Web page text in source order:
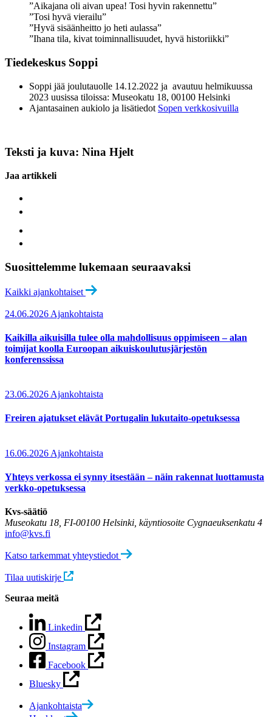
”Aikajana oli aivan upea! Tosi hyvin rakennettu”
”Tosi hyvä vierailu”
”Hyvä sisäänheitto jo heti aulassa”
”Ihana tila, kivat toiminnallisuudet, hyvä historiikki”
Tiedekeskus Soppi
Soppi jää joulutauolle 14.12.2022 ja avautuu helmikuussa
2023 uusissa tiloissa: Museokatu 18, 00100 Helsinki
Ajantasainen aukiolo ja lisätiedot Sopen verkkosivuilla
Teksti ja kuva: Nina Hjelt
Jaa artikkeli
Suosittelemme lukemaan seuraavaksi
Kaikki ajankohtaiset
24.06.2026 Ajankohtaista
Kaikilla aikuisilla tulee olla mahdollisuus oppimiseen – alan
toimijat koolla Euroopan aikuiskoulutusjärjestön
konferenssissa
23.06.2026 Ajankohtaista
Freiren ajatukset elävät Portugalin lukutaito-opetuksessa
16.06.2026 Ajankohtaista
Yhteys verkossa ei synny itsestään – näin rakennat luottamusta
verkko-opetuksessa
Kvs-säätiö
Museokatu 18, FI-00100 Helsinki, käyntiosoite Cygnaeuksenkatu 4
info@kvs.fi
Katso tarkemmat yhteystiedot
Tilaa uutiskirje
Seuraa meitä
Linkedin
Instagram
Facebook
Bluesky
Ajankohtaista